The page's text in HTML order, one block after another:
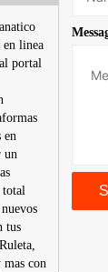
en linea
portal
en
un
total
tus
mas con